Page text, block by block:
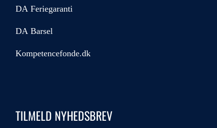
DA Feriegaranti
DA Barsel
Kompetencefonde.dk
TILMELD NYHEDSBREV